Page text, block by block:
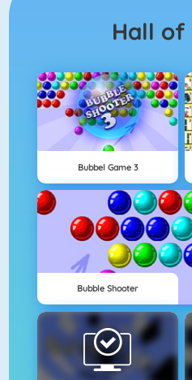
Hall of
Bubbel Game 3
Bubble Shooter